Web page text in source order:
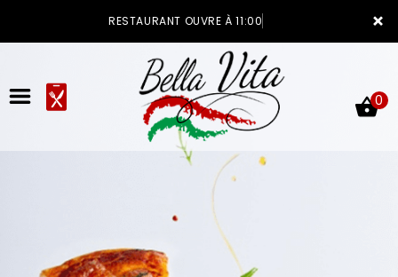
×
RESTAURANT OUVRE À 11:00
ACCUEIL
0